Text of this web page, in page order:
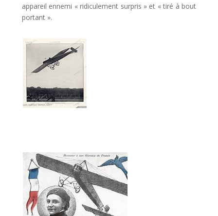
appareil ennemi « ridiculement surpris » et « tiré à bout
portant ».